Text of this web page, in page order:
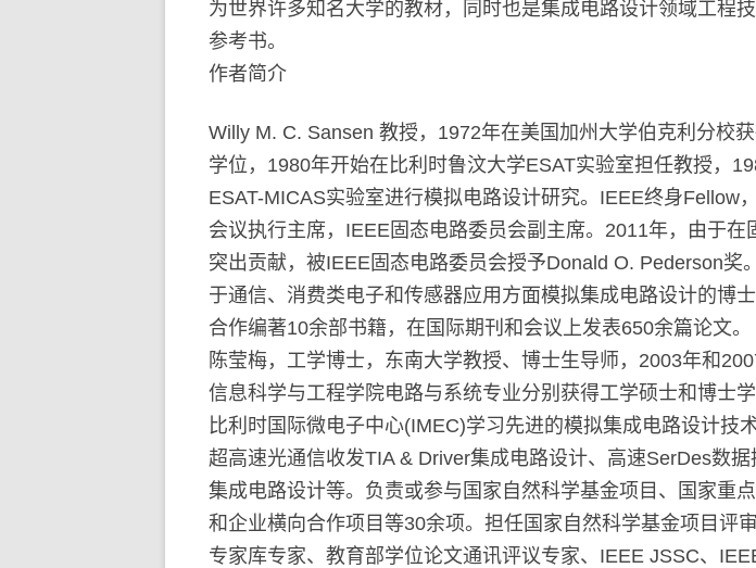
为世界许多知名大学的教材，同时也是集成电路设计领域工程
参考书。
作者简介
Willy M. C. Sansen 教授，1972年在美国加州大学伯克利分校
学位，1980年开始在比利时鲁汶大学ESAT实验室担任教授，
ESAT-MICAS实验室进行模拟电路设计研究。IEEE终身Fellow
会议执行主席，IEEE固态电路委员会副主席。2011年，由于在
突出贡献，被IEEE固态电路委员会授予Donald O. Pederson奖
于通信、消费类电子和传感器应用方面模拟集成电路设计的博
合作编著10余部书籍，在国际期刊和会议上发表650余篇论文
陈莹梅，工学博士，东南大学教授、博士生导师，2003年和
信息科学与工程学院电路与系统专业分别获得工学硕士和博士
比利时国际微电子中心(IMEC)学习先进的模拟集成电路设计技
超高速光通信收发TIA & Driver集成电路设计、高速SerDes数
集成电路设计等。负责或参与国家自然科学基金项目、国家重
和企业横向合作项目等30余项。担任国家自然科学基金项目评
专家库专家、教育部学位论文通讯评议专家、IEEE JSSC、